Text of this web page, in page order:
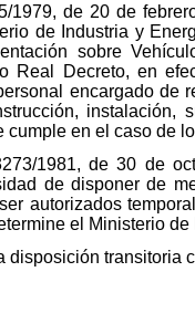
de 20 de
de Industria y
sobre
Decreto, en
encargado de
instalación,
en el caso de
1981, de 30 de
de disponer de
autorizados
el Ministerio
disposición transitoria